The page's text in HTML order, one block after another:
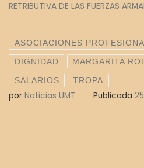
RETRIBUTIVA DE LAS FUERZAS
ASOCIACIONES
DIGNIDAD MARGARITA
SALARIOS TROPA
por Noticias UMT Publicada